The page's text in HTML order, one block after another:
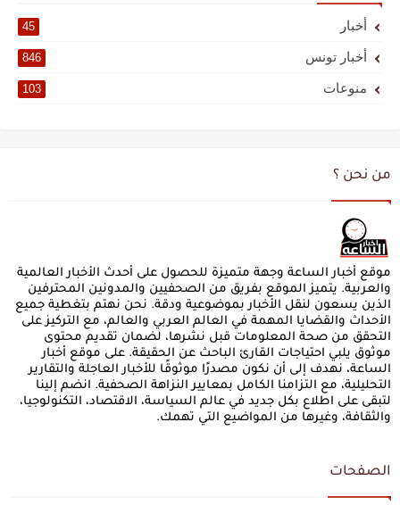
أخبار 45
أخبار تونس 846
منوعات 103
من نحن ؟
موقع أخبار الساعة وجهة متميزة للحصول على أحدث الأخبار العالمية
والعربية. يتميز الموقع بفريق من الصحفيين والمدونين المحترفين
الذين يسعون لنقل الأخبار بموضوعية ودقة. نحن نهتم بتغطية جميع
الأحداث والقضايا المهمة في العالم العربي والعالم، مع التركيز على
التحقق من صحة المعلومات قبل نشرها، لضمان تقديم محتوى
موثوق يلبي احتياجات القارئ الباحث عن الحقيقة. على موقع أخبار
الساعة، نهدف إلى أن نكون مصدرًا موثوقًا للأخبار العاجلة والتقارير
التحليلية، مع التزامنا الكامل بمعايير النزاهة الصحفية. انضم إلينا
لتبقى على اطلاع بكل جديد في عالم السياسة، الاقتصاد، التكنولوجيا،
والثقافة، وغيرها من المواضيع التي تهمك.
الصفحات